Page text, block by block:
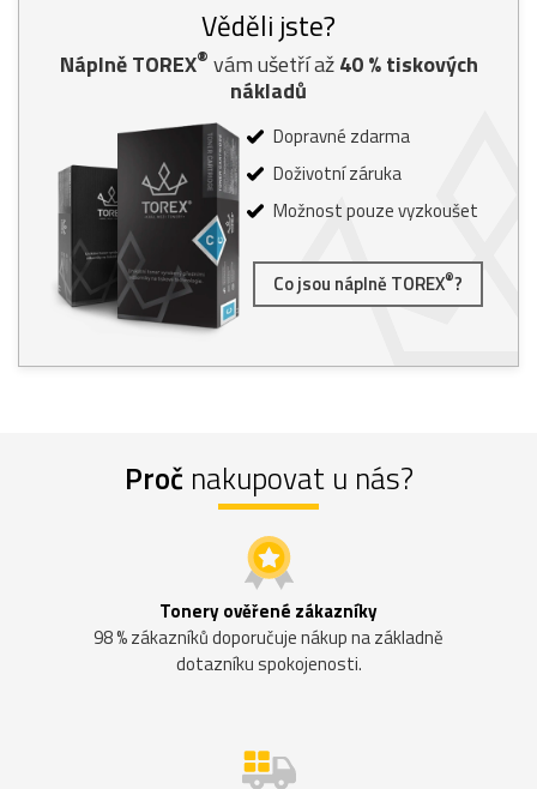
Věděli jste?
Náplně TOREX® vám ušetří až40% tiskových
nákladů
Dopravné zdarma
Doživotní záruka
Možnost pouze vyzkoušet
Co jsou náplně TOREX®?
Proč nakupovat u nás?
Tonery ověřené zákazníky
98 % zákazníků doporučuje nákup na základně
dotazníku spokojenosti.